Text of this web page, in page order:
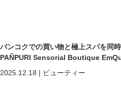
バンコクでの買い物と極上スパを同時
PAÑPURI Sensorial Boutique
う、香りのご褒美時間！
2025.12.18 | ビューティー